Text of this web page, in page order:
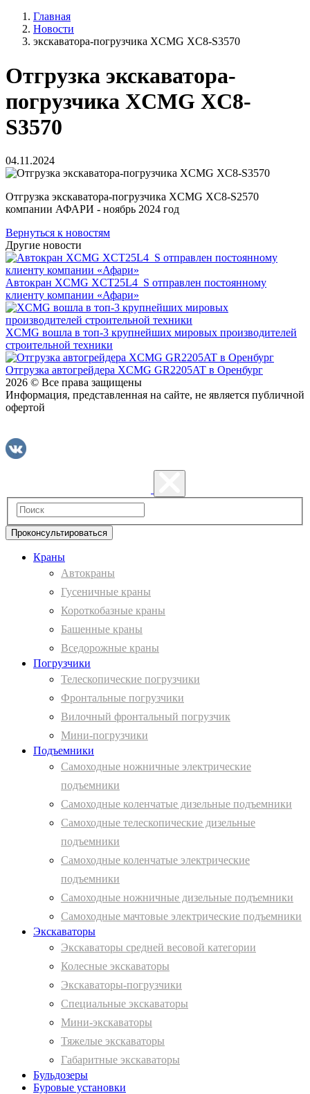
Главная
Новости
экскаватора-погрузчика XCMG XC8-S3570
Отгрузка экскаватора-
погрузчика XCMG XC8-
S3570
04.11.2024
Отгрузка экскаватора-погрузчика XCMG XC8-S2570
компании АФАРИ - ноябрь 2024 год
Вернуться к новостям
Другие новости
Автокран XCMG XCT25L4_S отправлен постоянному
клиенту компании «Афари»
XCMG вошла в топ-3 крупнейших мировых производителей
строительной техники
Отгрузка автогрейдера XCMG GR2205AT в Оренбург
2026 © Все права защищены
Информация, представленная на сайте, не является публичной
офертой
Проконсультироваться
Краны
Автокраны
Гусеничные краны
Короткобазные краны
Башенные краны
Вcедорожные краны
Погрузчики
Телескопические погрузчики
Фронтальные погрузчики
Вилочный фронтальный погрузчик
Мини-погрузчики
Подъемники
Самоходные ножничные электрические
подъемники
Самоходные коленчатые дизельные подъемники
Самоходные телескопические дизельные
подъемники
Самоходные коленчатые электрические
подъемники
Самоходные ножничные дизельные подъемники
Самоходные мачтовые электрические подъемники
Экскаваторы
Экскаваторы средней весовой категории
Колесные экскаваторы
Экскаваторы-погрузчики
Специальные экскаваторы
Мини-экскаваторы
Тяжелые экскаваторы
Габаритные экскаваторы
Бульдозеры
Буровые установки